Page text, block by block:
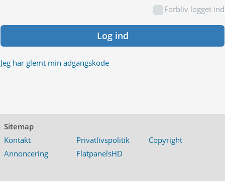
Forbliv logget ind
Log ind
Jeg har glemt min adgangskode
Sitemap
Kontakt
Privatlivspolitik
Copyright
Annoncering
FlatpanelsHD